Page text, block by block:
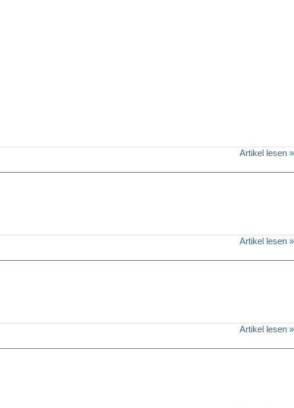
Artikel lesen »
Artikel lesen »
Artikel lesen »